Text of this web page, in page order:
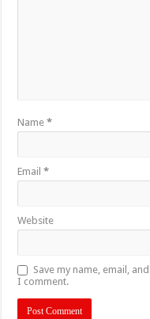
Name*
Email*
Website
Save my name, email,
I comment.